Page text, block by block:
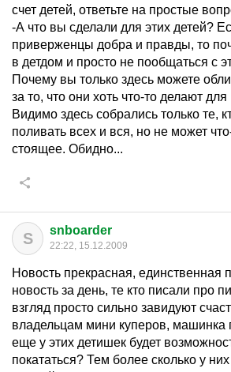
счет детей, ответьте на простые
-А что вы сделали для этих детей?
приверженцы добра и правды, то
в детдом и просто не пообщаться с
Почему вы только здесь можете
за то, что они хоть что-то делают для
Видимо здесь собрались только те,
поливать всех и вся, но не может
стоящее. Обидно...
S snboarder
22:22, 15.12.2009
Новость прекрасная, единственная
новость за день, те кто писали про
взгляд просто сильно завидуют
владельцам мини куперов, машинка
еще у этих детишек будет
покататься? Тем более сколько у